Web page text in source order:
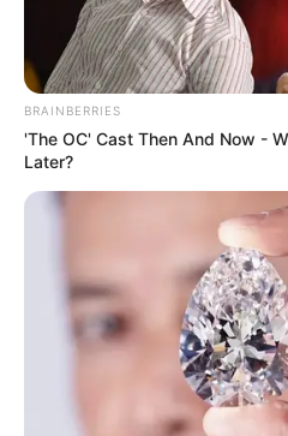
8 Kata Lucu Seputar
Minggu ala Jomblo
BRAINBERRIES
'The OC' Cast Then And Now -
Later?